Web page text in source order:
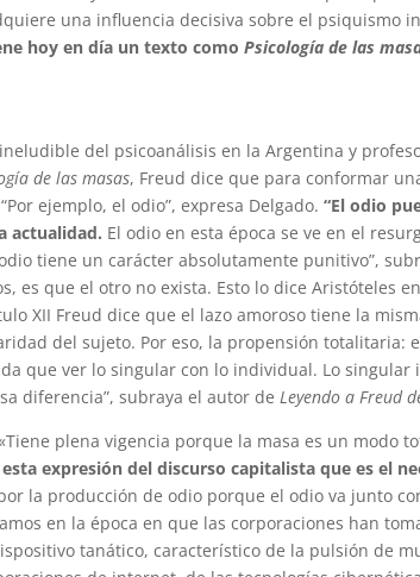
una influencia decisiva sobre el psiquismo
hoy en día un texto comoPsicología de las
del psicoanálisis en la Argentina y
de las masas, Freud dice que para conformar
ejemplo, el odio”, expresa Delgado.“El odio
actualidad. El odio en esta época se ve en el
tiene un carácter absolutamente punitivo”,
es que el otro no exista. Esto lo dice Aristóteles
XII Freud dice que el lazo amoroso tiene la
del sujeto. Por eso, la propensión totalitaria:
que ver lo singular con lo individual. Lo
diferencia”, subraya el autor deLeyendo a Freud
plena vigencia porque la masa es un modo
expresión del discurso capitalista que es el
la producción de odio porque el odio va junto
en la época en que las corporaciones han
tanático, característico de la pulsión de